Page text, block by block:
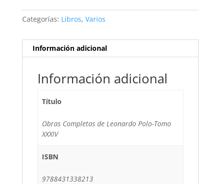
Categorías: Libros, Varios
Información adicional
Información adicional
Título
Obras Completas de Leonardo Polo-Tomo
XXXIV
ISBN
9788431338213